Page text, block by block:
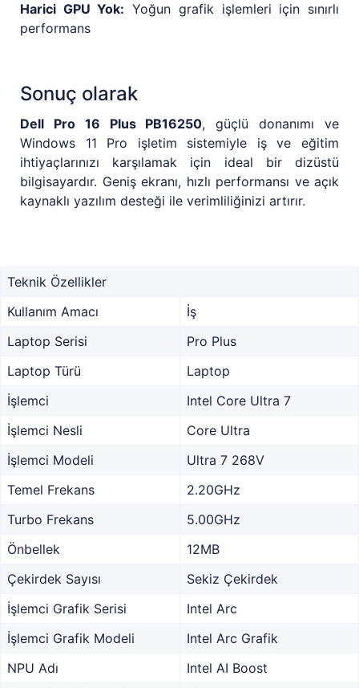
Harici GPU Yok: Yoğun grafik işlemleri için sınırlı
performans
Sonuç olarak
Dell Pro 16 Plus PB16250, güçlü donanımı ve
Windows 11 Pro işletim sistemiyle iş ve eğitim
ihtiyaçlarınızı karşılamak için ideal bir dizüstü
bilgisayardır. Geniş ekranı, hızlı performansı ve açık
kaynaklı yazılım desteği ile verimliliğinizi artırır.
Teknik Özellikler
Kullanım Amacı
İş
Laptop Serisi
Pro Plus
Laptop Türü
Laptop
İşlemci
Intel Core Ultra 7
İşlemci Nesli
Core Ultra
İşlemci Modeli
Ultra 7 268V
Temel Frekans
2.20GHz
Turbo Frekans
5.00GHz
Önbellek
12MB
Çekirdek Sayısı
Sekiz Çekirdek
İşlemci Grafik Serisi
Intel Arc
İşlemci Grafik Modeli
Intel Arc Grafik
NPU Adı
Intel AI Boost